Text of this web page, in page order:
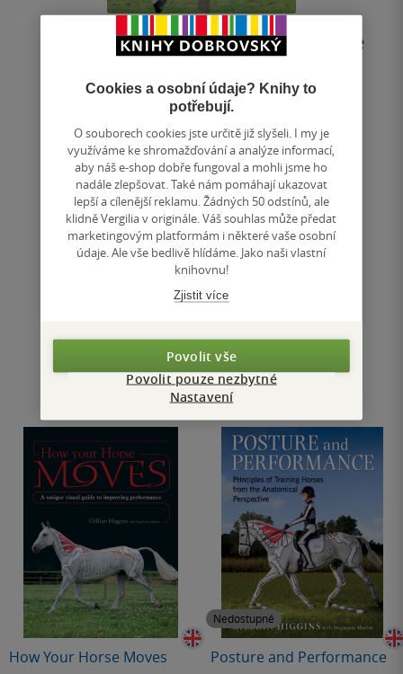
Horse Anatomy for Performance
Gillian Higginsová,Stephanie Martin
z
5
hvězdiček
pevná vazba
Examine the anatomy of a horse from an entirely
different perspective. This intriguing and original
explanation of the 11 internal body...
660 Kč
Do košíku
How Your Horse Moves
Nedostupné
Posture and Performance
Cookies a osobní údaje? Knihy to
potřebují.
O souborech cookies jste určitě již slyšeli. I my je
využíváme ke shromažďování a analýze informací,
aby náš e-shop dobře fungoval a mohli jsme ho
nadále zlepšovat. Také nám pomáhají ukazovat
lepší a cílenější reklamu. Žádných 50 odstínů, ale
klidně Vergilia v originále. Váš souhlas může předat
marketingovým platformám i některé vaše osobní
údaje. Ale vše bedlivě hlídáme. Jako naši vlastní
knihovnu!
Zjistit více
Povolit vše
Povolit pouze nezbytné
Nastavení